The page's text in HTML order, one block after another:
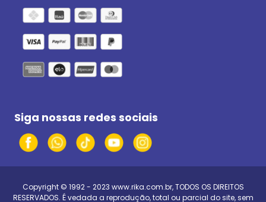
Siga nossas redes sociais
Copyright © 1992 - 2023 www.rika.com.br, TODOS OS DIREITOS
RESERVADOS. É vedada a reprodução, total ou parcial do site, sem